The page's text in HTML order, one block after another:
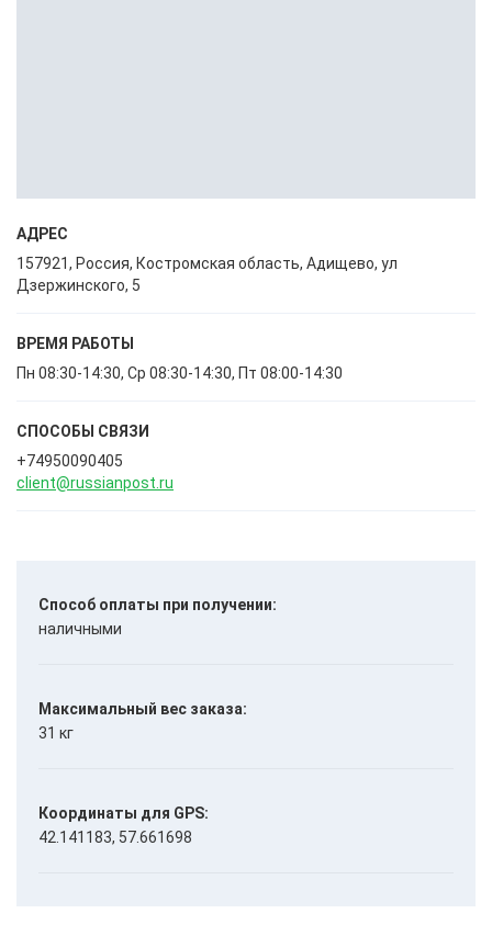
АДРЕС
157921, Россия, Костромская область, Адищево, ул
Дзержинского, 5
ВРЕМЯ РАБОТЫ
Пн 08:30-14:30, Ср 08:30-14:30, Пт 08:00-14:30
СПОСОБЫ CВЯЗИ
+74950090405
client@russianpost.ru
Способ оплаты при получении:
наличными
Максимальный вес заказа:
31 кг
Координаты для GPS:
42.141183, 57.661698